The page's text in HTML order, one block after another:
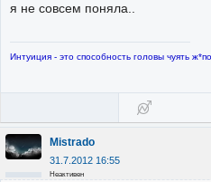
я не совсем поняла..
Интуиция - это способность головы чуять
Mistrado
31.7.2012 16:55
Неактивен